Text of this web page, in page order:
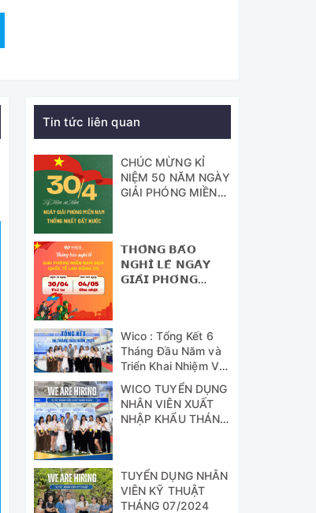
Tin tức liên quan
CHÚC MỪNG KỈ
NIỆM 50 NĂM NGÀY
GIẢI PHÓNG MIỀN
𝗧𝗛𝗢̂𝗡𝗚 𝗕𝗔́𝗢
𝗡𝗚𝗛𝗜̉ 𝗟𝗘̂̃ 𝗡𝗚𝗔̀𝗬
𝗚𝗜𝗔̉𝗜 𝗣𝗛𝗢́𝗡𝗚
(𝟭/𝟱)
Wico : Tổng Kết 6
Tháng Đầu Năm và
Triển Khai Nhiệm Vụ
Công Tác 6 Tháng
Cuối Năm 2024
WICO TUYỂN DỤNG
NHÂN VIÊN XUẤT
NHẬP KHẨU THÁNG
TUYỂN DỤNG NHÂN
VIÊN KỸ THUẬT
THÁNG 07/2024